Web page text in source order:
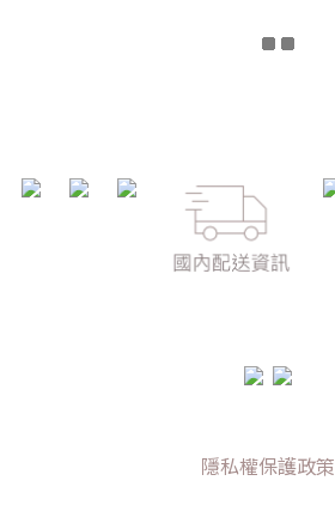
隱私權保護政策